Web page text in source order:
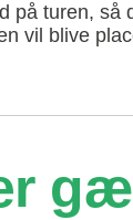
turen, så
vil blive